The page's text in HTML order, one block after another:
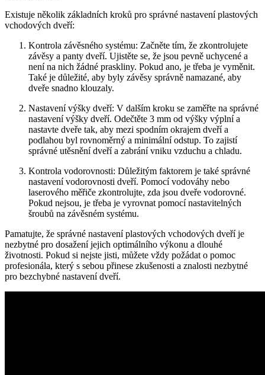
Existuje několik ​základních kroků pro správné nastavení⁣ plastových
vchodových⁤ dveří:
Kontrola ⁤závěsného systému: Začněte tím, že zkontrolujete
závěsy a panty dveří. Ujistěte se, že ‍jsou pevně uchycené a
není na nich žádné praskliny. Pokud⁢ ano, ⁤je třeba je vyměnit.⁢
Také je ‍důležité, aby byly závěsy správně namazané,‌ aby
dveře snadno klouzaly.
Nastavení ‌výšky dveří: V dalším kroku‍ se⁣ zaměřte na správné
nastavení výšky dveří.​ Odečtěte 3 mm od ​výšky⁢ výplní‌ a
nastavte dveře tak,‌ aby⁤ mezi⁣ spodním ⁢okrajem ‍dveří ⁢a
⁤podlahou⁢ byl rovnoměrný a​ minimální odstup. ⁢To zajistí
správné utěsnění dveří ‌a‍ zabrání vniku vzduchu ​a chladu.
Kontrola‍ vodorovnosti: Důležitým faktorem je také správné​
nastavení vodorovnosti dveří. Pomocí vodováhy⁣ nebo
laserového měřiče zkontrolujte, zda jsou dveře vodorovné.
Pokud nejsou, je třeba je ⁢vyrovnat pomocí nastavitelných
šroubů na závěsném systému.
Pamatujte, že správné ⁤nastavení ​plastových vchodových dveří je
nezbytné pro​ dosažení jejich optimálního výkonu ‌a dlouhé
životnosti. Pokud si nejste jisti, můžete ⁢vždy požádat‌ o pomoc
profesionála, který s sebou přinese zkušenosti a znalosti‍ nezbytné​
pro ⁤bezchybné nastavení dveří.